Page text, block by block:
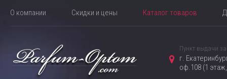
О компании Скидки и цены Каталог товаров
Пункт выдачи
г.
оф.108 (1